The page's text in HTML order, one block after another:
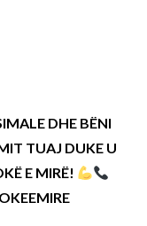
DHE BËNI
TUAJ DUKE U
E MIRË!